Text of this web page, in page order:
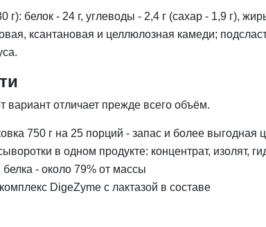
белок - 24 г, углеводы - 2,4 г (сахар - 1,9 г),
ксантановая и целлюлозная камеди;
вариант отличает прежде всего объём.
750 г на 25 порций - запас и более выгодная
в одном продукте: концентрат, изолят,
- около 79% от массы
DigeZyme с лактазой в составе